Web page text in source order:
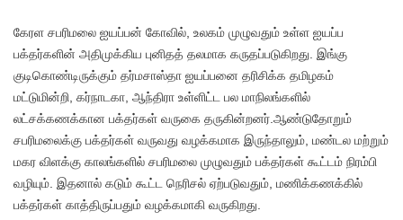
கேரள சபரிமலை ஐயப்பன் கோவில், உலகம் முழுவதும் உள்ள ஐயப்ப
பக்தர்களின் அதிமுக்கிய புனிதத் தலமாக கருதப்படுகிறது. இங்கு
குடிகொண்டிருக்கும் தர்மசாஸ்தா ஐயப்பனை தரிசிக்க தமிழகம்
மட்டுமின்றி, கர்நாடகா, ஆந்திரா உள்ளிட்ட பல மாநிலங்களில்
லட்சக்கணக்கான பக்தர்கள் வருகை தருகின்றனர்.ஆண்டுதோறும்
சபரிமலைக்கு பக்தர்கள் வருவது வழக்கமாக இருந்தாலும், மண்டல மற்றும்
மகர விளக்கு காலங்களில் சபரிமலை முழுவதும் பக்தர்கள் கூட்டம் நிரம்பி
வழியும். இதனால் கடும் கூட்ட நெரிசல் ஏற்படுவதும், மணிக்கணக்கில்
பக்தர்கள் காத்திருப்பதும் வழக்கமாகி வருகிறது.